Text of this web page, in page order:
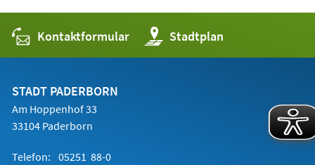
Kontaktformular Stadtplan
(Öffnet
in
einem
STADT PADERBORN
Am Hoppenhof 33
33104 Paderborn
Telefon: 05251 88-0